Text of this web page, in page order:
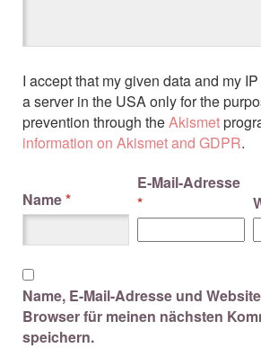
I accept that my given data and my
a server in the USA only for the
prevention through theAkismet
information on Akismet and GDPR.
Name*
E-Mail-Adresse
*
Name, E-Mail-Adresse und
Browser für meinen nächsten
speichern.